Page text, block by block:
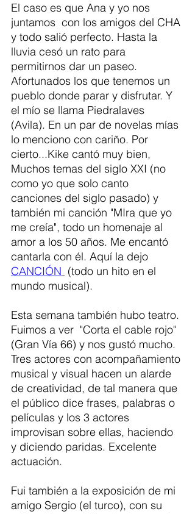
El caso es que Ana y yo nos
juntamos  con los amigos del CHA
y todo salió perfecto. Hasta la
lluvia cesó un rato para
permitirnos dar un paseo.
Afortunados los que tenemos un
pueblo donde parar y disfrutar. Y
el mío se llama Piedralaves
(Avila). En un par de novelas mías
lo menciono con cariño. Por
cierto...Kike cantó muy bien,
Muchos temas del siglo XXI (no
como yo que solo canto
canciones del siglo pasado) y
también mi canción "MIra que yo
me creía", todo un homenaje al
amor a los 50 años. Me encantó
cantarla con él. Aquí la dejo
CANCIÓN (todo un hito en el
mundo musical).
Esta semana también hubo teatro.
Fuimos a ver  "Corta el cable rojo"
(Gran Vía 66) y nos gustó mucho.
Tres actores con acompañamiento
musical y visual hacen un alarde
de creatividad, de tal manera que
el público dice frases, palabras o
películas y los 3 actores
improvisan sobre ellas, haciendo
y diciendo paridas. Excelente
actuación.
Fui también a la exposición de mi
amigo Sergio (el turco), con su